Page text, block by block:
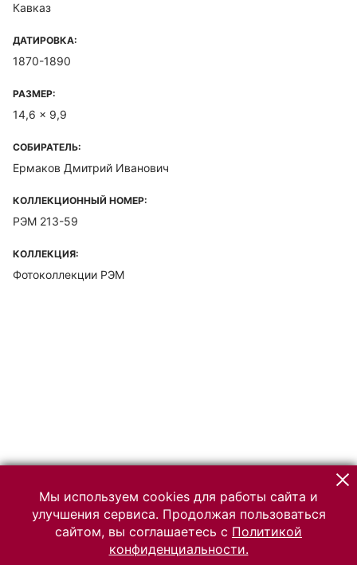
Кавказ
ДАТИРОВКА:
1870-1890
РАЗМЕР:
14,6 x 9,9
СОБИРАТЕЛЬ:
Ермаков Дмитрий Иванович
КОЛЛЕКЦИОННЫЙ НОМЕР:
РЭМ 213-59
КОЛЛЕКЦИЯ:
Фотоколлекции РЭМ
Мы используем cookies для работы сайта и
улучшения сервиса. Продолжая пользоваться
сайтом, вы соглашаетесь с Политикой
конфиденциальности.